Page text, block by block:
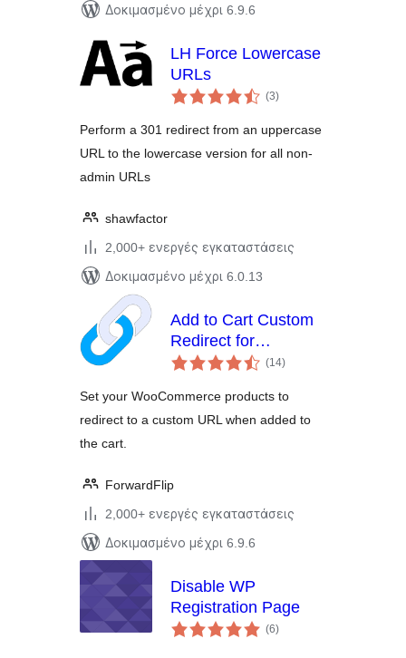
Δοκιμασμένο μέχρι 6.9.6
LH Force Lowercase
URLs
(3αξιολογήσεις
σύνολο
)
Perform a 301 redirect from an uppercase
URL to the lowercase version for all non-
admin URLs
shawfactor
2,000+ ενεργές εγκαταστάσεις
Δοκιμασμένο μέχρι 6.0.13
Add to Cart Custom
Redirect for
WooCommerce
(14αξιολογήσεις
σύνολο
)
Set your WooCommerce products to
redirect to a custom URL when added to
the cart.
ForwardFlip
2,000+ ενεργές εγκαταστάσεις
Δοκιμασμένο μέχρι 6.9.6
Disable WP
Registration Page
(6αξιολογήσεις
σύνολο
)